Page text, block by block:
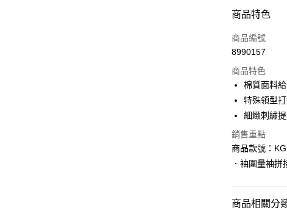
付款方式
信用卡一次付款
超商取貨付款
LINE Pay
運送方式
每筆NT$60，
商品特色
商品編號
8990157
商品特色
棉質面料
特殊領型
細緻刺繡
銷售重點
商品款號：
．袖圍量袖拼
商品相關分